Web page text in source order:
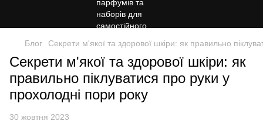
Блог Секрети м'якої та здорової шкіри: як правильно
Секрети м'якої та здорової шкіри: як
правильно піклуватися про руки у
прохолодні пори року
30 жовтня 2023